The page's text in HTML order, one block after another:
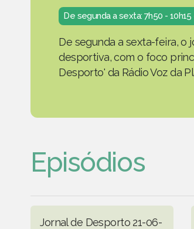
De segunda a sexta: 7h50 - 10h15
De segunda a sexta-feira, o
desportiva, com o foco
Desporto' da Rádio Voz da
Episódios
Jornal de Desporto 21-06-